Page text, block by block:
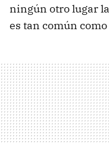
ningún otro lugar
es tan común